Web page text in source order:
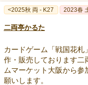
<2025秋 両 - K27 2023春
二両亭かるた
カードゲーム「戦国花
作・販売しております二
ムマーケット大阪から
願いします。